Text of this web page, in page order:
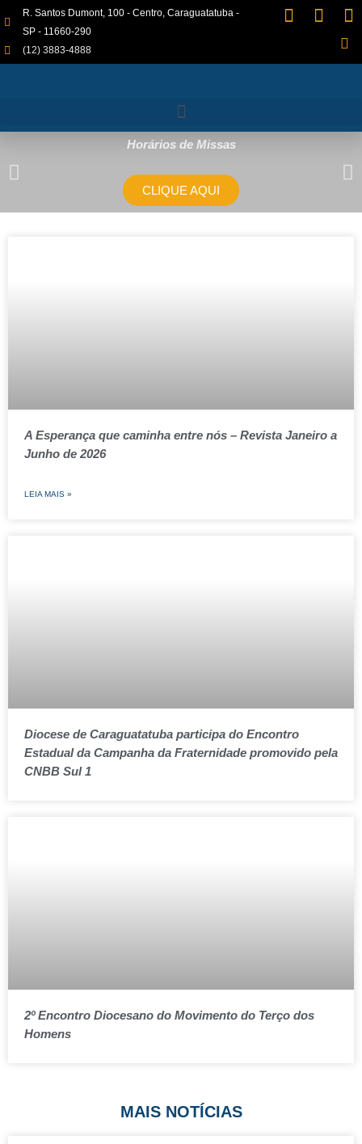
R. Santos Dumont, 100 - Centro, Caraguatatuba -
SP - 11660-290
(12) 3883-4888
Horários de Missas
CLIQUE AQUI
A Esperança que caminha entre nós – Revista Janeiro a
Junho de 2026
LEIA MAIS »
Diocese de Caraguatatuba participa do Encontro
Estadual da Campanha da Fraternidade promovido pela
CNBB Sul 1
2º Encontro Diocesano do Movimento do Terço dos
Homens
MAIS NOTÍCIAS